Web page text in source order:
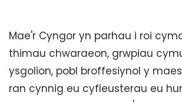
Mae'r Cyngor yn parhau i roi
thimau chwaraeon, grwpiau
ysgolion, pobl broffesiynol y
ran cynnig eu cyfleusterau eu